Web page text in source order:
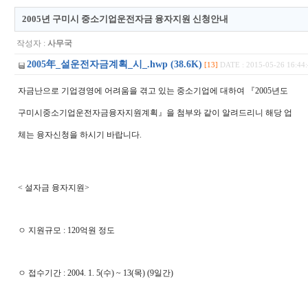
2005년 구미시 중소기업운전자금 융자지원 신청안내
작성자 : 사무국
2005年_설운전자금계획_시_.hwp (38.6K) [13] DATE : 2015-05-26
자금난으로 기업경영에 어려움을 겪고 있는 중소기업에 대하여 『2005년도
구미시중소기업운전자금융자지원계획』을 첨부와 같이 알려드리니 해당 업
체는 융자신청을 하시기 바랍니다.
< 설자금 융자지원>
ㅇ 지원규모 : 120억원 정도
ㅇ 접수기간 : 2004. 1. 5(수) ~ 13(목) (9일간)